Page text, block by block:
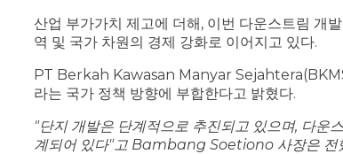
산업 부가가치 제고에 더해, 이번 다운스트림 개
역 및 국가 차원의 경제 강화로 이어지고 있다.
PT Berkah Kawasan Manyar
라는 국가 정책 방향에 부합한다고 밝혔다.
"단지 개발은 단계적으로 추진되고 있으며, 다운
계되어 있다"고 Bambang Soetiono 사장은 전